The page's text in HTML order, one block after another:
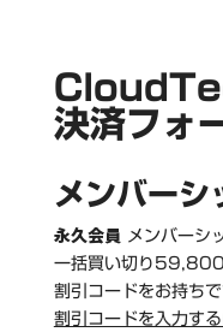
決済フォ
メンバーシ
永久会員 メンバーシ
一括買い切り
割引コードをお持ち
割引コードを入力す